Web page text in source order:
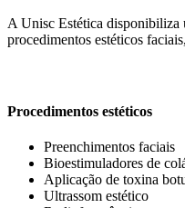
A Unisc Estética disponibiliza
procedimentos estéticos
Procedimentos estéticos
Preenchimentos faciais
Bioestimuladores de
Aplicação de toxina
Ultrassom estético